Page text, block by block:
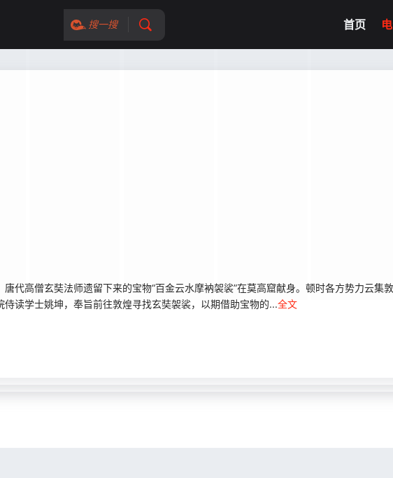
搜一搜 首页
高僧玄奘法师遗留下来的宝物“百金云水摩衲袈裟”在莫高窟献身。顿时各方势力云集
读学士姚坤，奉旨前往敦煌寻找玄奘袈裟，以期借助宝物的...全文